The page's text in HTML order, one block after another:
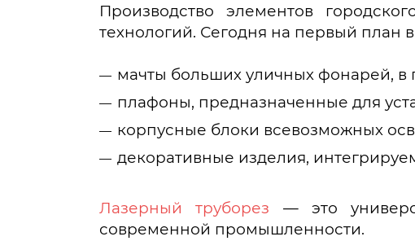
Производство элементов
технологий. Сегодня на первый план
мачты больших уличных фонарей, в
плафоны, предназначенные для
корпусные блоки всевозможных
декоративные изделия,
Лазерный труборез — это
современной промышленности.